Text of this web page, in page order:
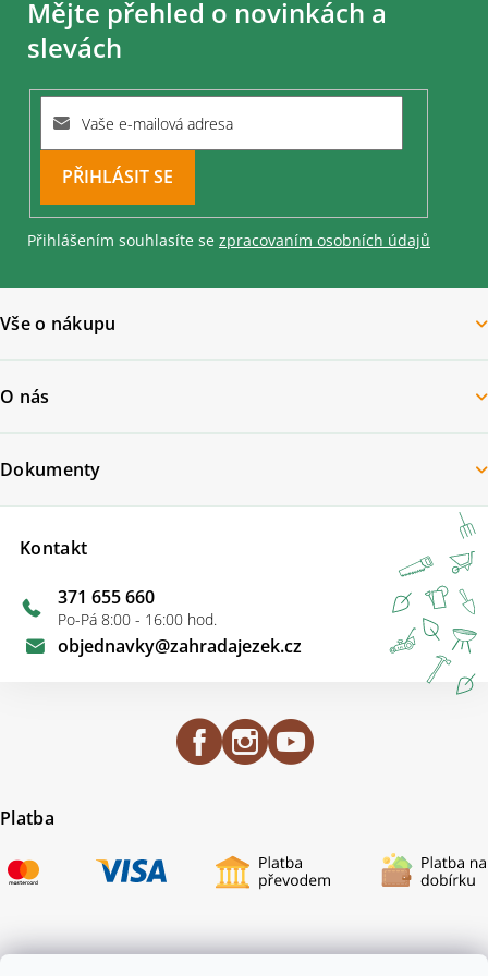
Mějte přehled o novinkách a
slevách
PŘIHLÁSIT
SE
Přihlášením souhlasíte se zpracovaním osobních údajů
Vše o nákupu
O nás
Kontakt
objednavky@zahradajezek.cz
371 655 660
Po-Pá 8:00 - 16:00 hod.
Dokumenty
Platba